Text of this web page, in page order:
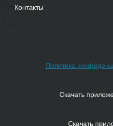
Контакты
Политика
Скачать
Скачать